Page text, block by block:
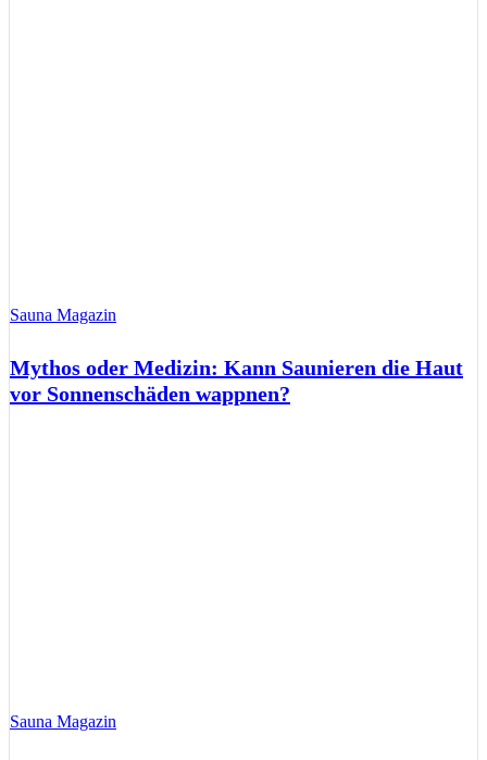
Sauna Magazin
Mythos oder Medizin: Kann Saunieren die Haut
vor Sonnenschäden wappnen?
Sauna Magazin